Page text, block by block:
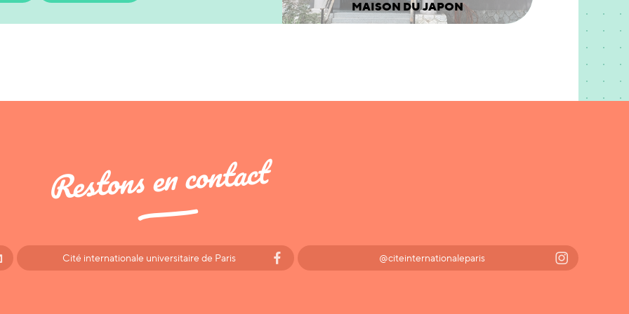
MAISON DU JAPON
Restons en contact
Cité internationale universitaire de Paris @citeinternationaleparis